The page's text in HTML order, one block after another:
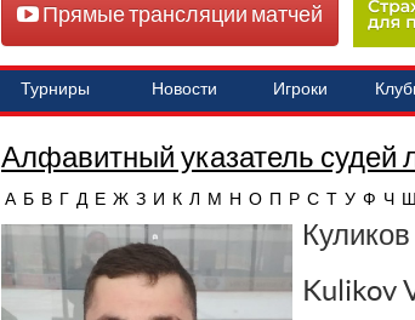
Прямые трансляции матчей
Турниры Новости Игроки
Алфавитный указатель судей
А Б В Г Д Е Ж З И К Л М Н О П Р С Т У Ф Ч Ш
Kulikov